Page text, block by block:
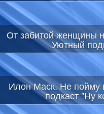
От забитой женщины
Уютный
Илон Маск. Не пойму
подкаст "Ну